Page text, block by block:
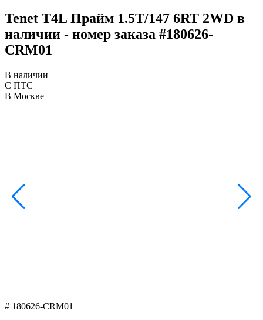
Tenet T4L Прайм 1.5T/147 6RT 2WD в
наличии - номер заказа #180626-
CRM01
В наличии
С ПТС
В Москве
# 180626-CRM01